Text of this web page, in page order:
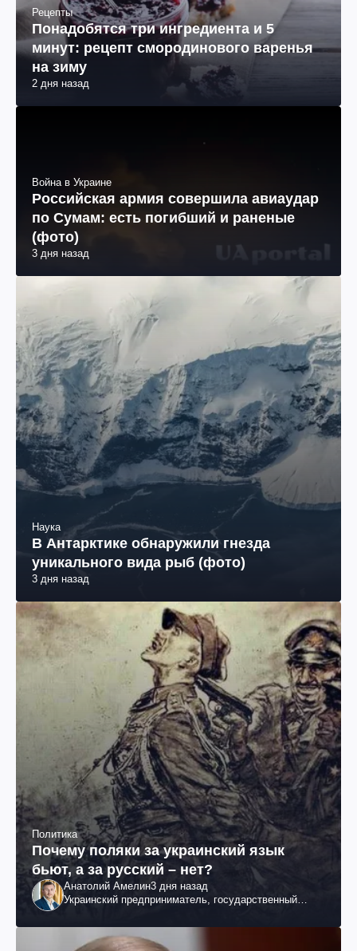
Рецепты
Понадобятся три ингредиента и 5
минут: рецепт смородинового варенья
на зиму
2 дня назад
Война в Украине
Российская армия совершила авиаудар
по Сумам: есть погибший и раненые
(фото)
3 дня назад
Наука
В Антарктике обнаружили гнезда
уникального вида рыб (фото)
3 дня назад
Политика
Почему поляки за украинский язык
бьют, а за русский – нет?
Анатолий Амелин3 дня назад
Украинский предприниматель, государственный